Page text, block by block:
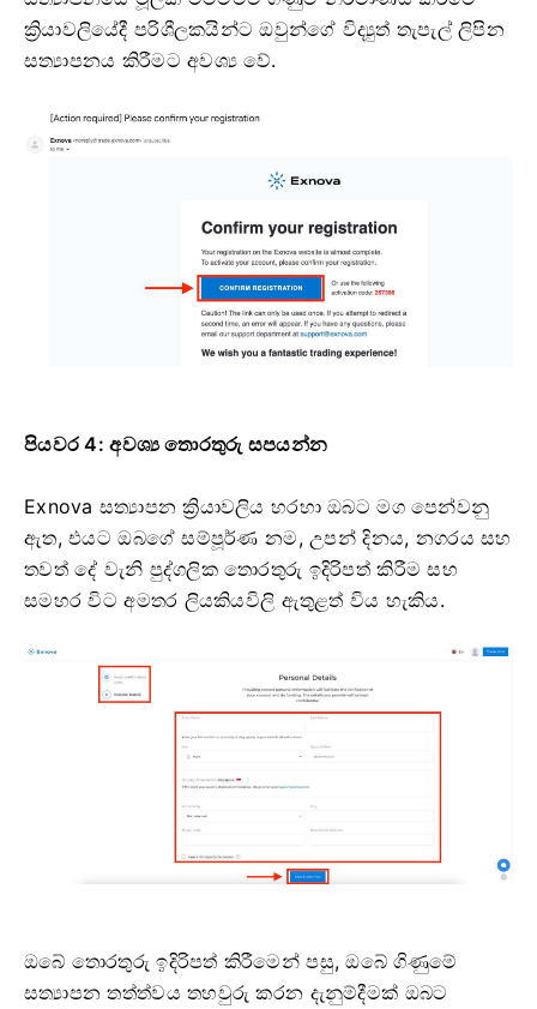
ක්‍රියාවලියේදී පරිශීලකයින්ට ඔවුන්ගේ විද්‍යුත් තැපැල් ලිපින
සත්‍යාපනය කිරීමට අවශ්‍ය වේ.
පියවර 4: අවශ්‍ය තොරතුරු සපයන්න
Exnova සත්‍යාපන ක්‍රියාවලිය හරහා ඔබට මග පෙන්වනු
ඇත, එයට ඔබගේ සම්පූර්ණ නම, උපන් දිනය, නගරය සහ
තවත් දේ වැනි පුද්ගලික තොරතුරු ඉදිරිපත් කිරීම සහ
සමහර විට අමතර ලියකියවිලි ඇතුළත් විය හැකිය.
ඔබේ තොරතුරු ඉදිරිපත් කිරීමෙන් පසු, ඔබේ ගිණුමේ
සත්‍යාපන තත්ත්වය තහවුරු කරන දැනුම්දීමක් ඔබට